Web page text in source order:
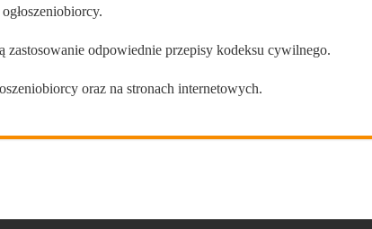
odpowiednie przepisy kodeksu cywilnego.
oraz na stronach internetowych.